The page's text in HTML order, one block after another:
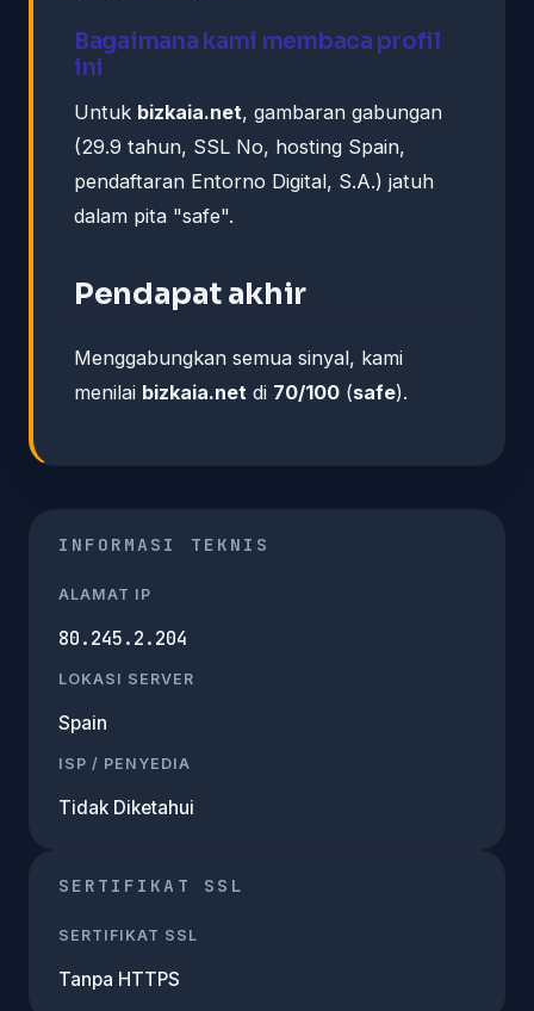
Bagaimana kami membaca profil
ini
Untuk bizkaia.net, gambaran gabungan
(29.9 tahun, SSL No, hosting Spain,
pendaftaran Entorno Digital, S.A.) jatuh
dalam pita "safe".
Pendapat akhir
Menggabungkan semua sinyal, kami
menilai bizkaia.net di 70/100 (safe).
INFORMASI TEKNIS
ALAMAT IP
80.245.2.204
LOKASI SERVER
Spain
ISP / PENYEDIA
Tidak Diketahui
SERTIFIKAT SSL
SERTIFIKAT SSL
Tanpa HTTPS